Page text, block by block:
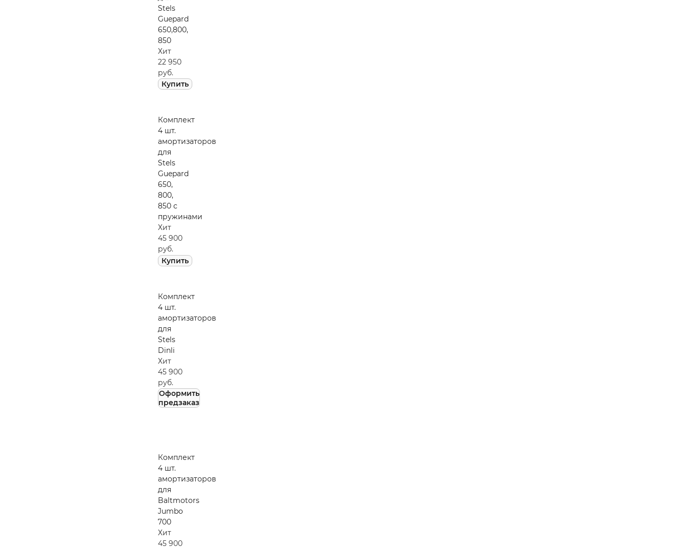
Stels
Guepard
650,800,
850
Хит
22 950
руб.
Купить
Комплект
4 шт.
амортизаторов
для
Stels
Guepard
650,
800,
850 с
пружинами
Хит
45 900
руб.
Купить
Комплект
4 шт.
амортизаторов
для
Stels
Dinli
Хит
45 900
руб.
Оформить
предзаказ
Комплект
4 шт.
амортизаторов
для
Baltmotors
Jumbo
700
Хит
45 900